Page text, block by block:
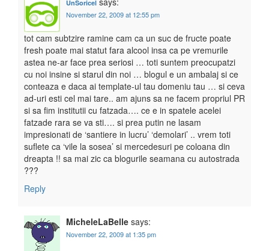
UnSoricel
November 22, 2009 at 12:55 pm
tot cam subtzire ramine cam ca un suc de fructe poate
fresh poate mai statut fara alcool insa ca pe vremurile
astea ne-ar face prea seriosi … toti suntem preocupatzi
cu noi insine si starul din noi … blogul e un ambalaj si ce
conteaza e daca ai template-ul tau domeniu tau … si ceva
ad-uri esti cel mai tare.. am ajuns sa ne facem propriul PR
si sa fim institutii cu fatzada…. ce e in spatele acelei
fatzade rara se va sti…. si prea putin ne lasam
impresionati de ‘santiere in lucru’ ‘demolari’ .. vrem toti
suflete ca ‘vile la sosea’ si mercedesuri pe coloana din
dreapta !! sa mai zic ca blogurile seamana cu autostrada
???
Reply
MicheleLaBelle says:
November 22, 2009 at 1:35 pm